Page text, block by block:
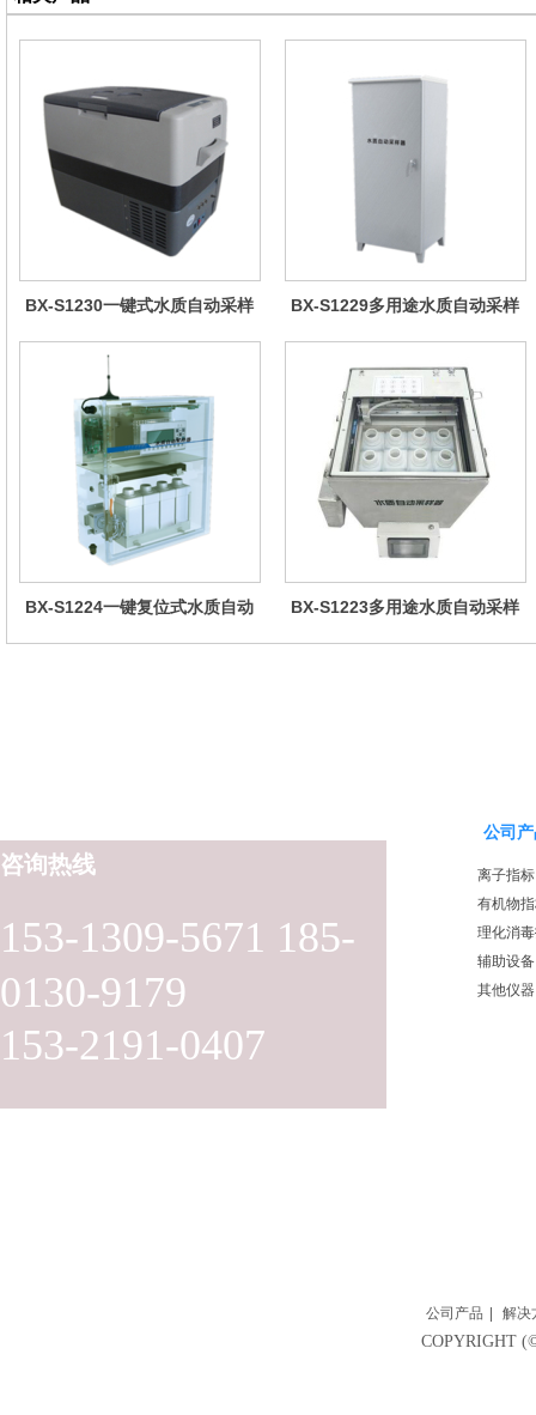
BX-S1230一键式水质自动采样
BX-S1229多用途水质自动采样
BX-S1224一键复位式水质自动
BX-S1223多用途水质自动采样
153-1309-5671 185-
0130-9179
153-2191-0407
咨询热线
公司
离子指标
有机物
理化消
辅助设备
其他仪器
公司产品 解决
COPYRIGHT